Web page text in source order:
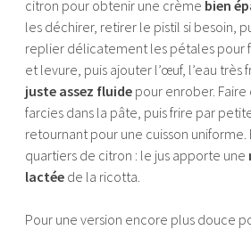
citron pour obtenir une crème bien
les déchirer, retirer le pistil si besoin,
replier délicatement les pétales pour
et levure, puis ajouter l’œuf, l’eau très
juste assez fluide pour enrober. Faire
farcies dans la pâte, puis frire par
retournant pour une cuisson
quartiers de citron : le jus apporte une
lactée de la ricotta.
Pour une version encore plus douce